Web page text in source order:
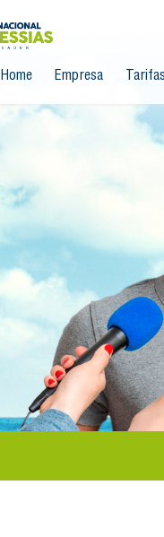
Home Empresa Tarifas